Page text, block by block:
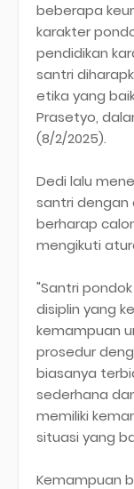
beberapa
karakter
pendidikan
santri
etika yang
Prasetyo,
(8/2/2025).
Dedi lalu
santri dengan
berharap
mengikuti
"Santri
disiplin yang
kemampuan
prosedur
biasanya
sederhana
memiliki
situasi yang
Kemampuan